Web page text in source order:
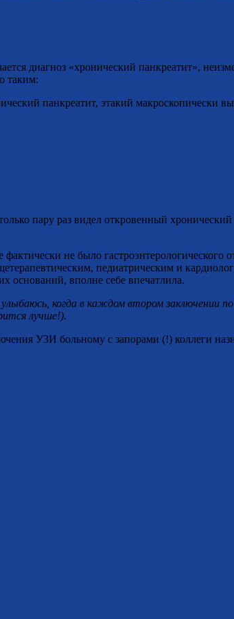
диагноз «хронический панкреатит»,
таким:
панкреатит, этакий макроскопически
пару раз видел откровенный
не было
педиатрическим и
оснований, вполне себе впечатлила.
когда в каждом втором заключении
лучше!).
УЗИ больному с запорами (!) коллеги